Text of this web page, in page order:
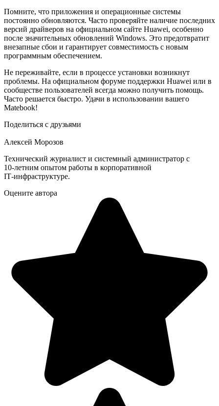
Помните, что приложения и операционные системы
постоянно обновляются. Часто проверяйте наличие последних
версий драйверов на официальном сайте Huawei, особенно
после значительных обновлений Windows. Это предотвратит
внезапные сбои и гарантирует совместимость с новым
программным обеспечением.
Не переживайте, если в процессе установки возникнут
проблемы. На официальном форуме поддержки Huawei или в
сообществе пользователей всегда можно получить помощь.
Часто решается быстро. Удачи в использовании вашего
Matebook!
Поделиться с друзьями
Алексей Морозов
Технический журналист и системный администратор с
10‑летним опытом работы в корпоративной
IT‑инфраструктуре.
Оцените автора